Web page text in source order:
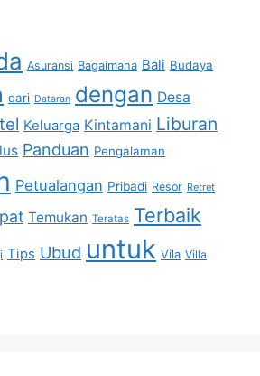
Asuransi Bagaimana Bali Budaya
dari Dataran dengan Desa
Keluarga Kintamani Liburan
Panduan Pengalaman
Petualangan Pribadi Resor Retret
Temukan Teratas Terbaik
Tips Ubud untuk Vila Villa